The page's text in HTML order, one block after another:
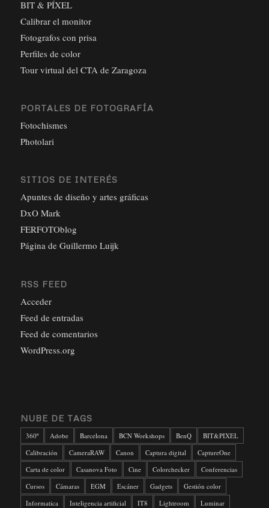
BIT & PÍXEL
Calibrar el monitor
Fotografos con prisa
Perfiles de color
Tour virtual del CTA de Zaragoza
PORTALES DE FOTOGRAFÍA
Fotochismes
Photolari
SITIOS DE INTERÉS
Apuntes de diseño y artes gráficas
DxO Mark
FERFOTOblog
Página de Guillermo Luijk
RSS FEED
Acceder
Feed de entradas
Feed de comentarios
WordPress.org
NUBE DE TAGS
360º Adobe Barcelona BCN Workshops BenQ
BIT&PIXEL
Calibración
CameraRAW Canon Captura digital
CaptureOne
Carta de color
Casanova Foto Cine Colorchecker
Conferencias
Cursos
Cámaras EGM Escáner Gadgets
Gestión color
Informatica
Inteligencia artificial IT8 Lightroom
Luminar